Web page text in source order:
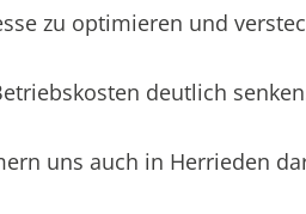
zu optimieren und
deutlich
uns auch in Herrieden